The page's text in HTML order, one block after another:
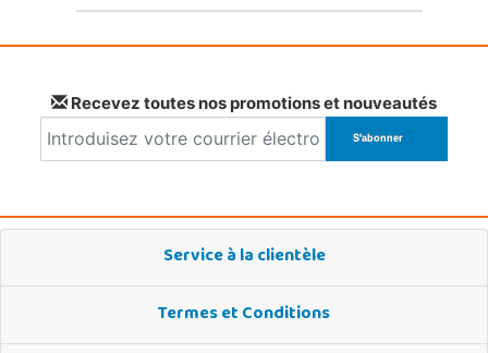
Recevez toutes nos promotions et nouveautés
Service à la clientèle
Termes et Conditions